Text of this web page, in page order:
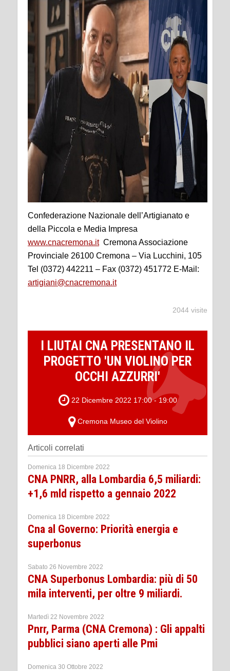
Confederazione Nazionale dell’Artigianato e
della Piccola e Media Impresa
www.cnacremona.itCremona Associazione
Provinciale 26100 Cremona – Via Lucchini, 105
Tel (0372) 442211 – Fax (0372) 451772 E-Mail:
artigiani@cnacremona.it
2044 visite
I LIUTAI CNA PRESENTANO IL
PROGETTO 'UN VIOLINO PER
OCCHI AZZURRI'
22 Dicembre 2022 17:00 - 19:00
Cremona Museo del Violino
Articoli correlati
Domenica 18 Dicembre 2022
CNA PNRR, alla Lombardia 6,5 miliardi:
+1,6 mld rispetto a gennaio 2022
Domenica 18 Dicembre 2022
Cna al Governo: Priorità energia e
superbonus
Sabato 26 Novembre 2022
CNA Superbonus Lombardia: più di 50
mila interventi, per oltre 9 miliardi.
Martedì 22 Novembre 2022
Pnrr, Parma (CNA Cremona) : Gli appalti
pubblici siano aperti alle Pmi
Domenica 30 Ottobre 2022